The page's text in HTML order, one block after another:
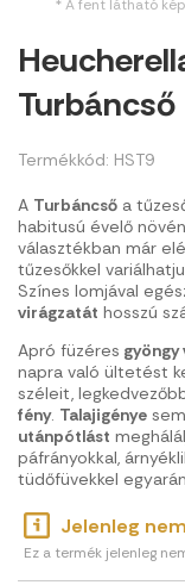
* A fent látható
Turbáncső
Termékkód: HST9
A Turbáncső a
habitusú évelő
választékban már
tűzesőkkel
Színes lomjával
virágzatát hosszú
Apró füzéres
napra való ültetést
széleit,
fény. Talajigénye
utánpótlást
páfrányokkal,
tüdőfüvekkel
Jelenleg
Ez a termék jelenleg